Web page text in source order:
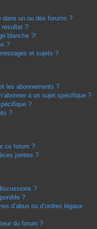
dans un ou des forums ?
résultat ?
blanche ?!
?
et sujets ?
les abonnements ?
à un sujet spécifique ?
?
?
ce forum ?
jointes ?
?
?
d’abus ou d’ordres légaux
du forum ?